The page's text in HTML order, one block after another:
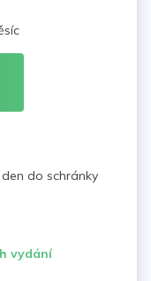
do schránky
vydání